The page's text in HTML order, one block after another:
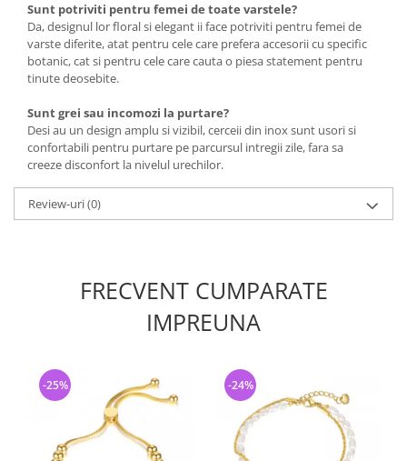
Sunt potriviti pentru femei de toate varstele?
Da, designul lor floral si elegant ii face potriviti pentru femei de
varste diferite, atat pentru cele care prefera accesorii cu specific
botanic, cat si pentru cele care cauta o piesa statement pentru
tinute deosebite.
Sunt grei sau incomozi la purtare?
Desi au un design amplu si vizibil, cerceii din inox sunt usori si
confortabili pentru purtare pe parcursul intregii zile, fara sa
creeze disconfort la nivelul urechilor.
Review-uri(0)
FRECVENT CUMPARATE
IMPREUNA
-25% -24%